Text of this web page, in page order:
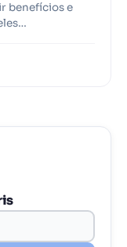
benefícios e